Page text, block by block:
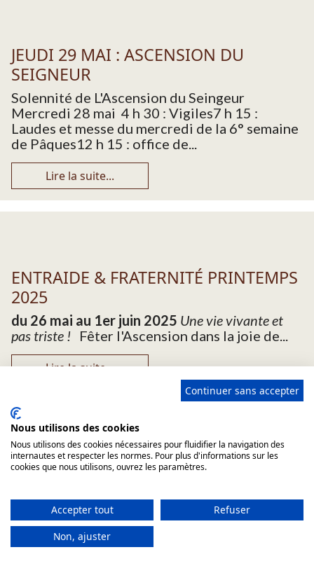
Continuer sans accepter
Nous utilisons des cookies
Nous utilisons des cookies nécessaires pour fluidifier la navigation des
internautes et respecter les normes. Pour plus d'informations sur les
cookies que nous utilisons, ouvrez les paramètres.
Accepter tout
Refuser
Non, ajuster
JEUDI 29 MAI : ASCENSION DU
SEIGNEUR
Solennité de L'Ascension du Seingeur
Mercredi 28 mai 4 h 30 : Vigiles7 h 15 :
Laudes et messe du mercredi de la 6° semaine
de Pâques12 h 15 : office de...
Lire la suite...
ENTRAIDE & FRATERNITÉ PRINTEMPS
2025
du 26 mai au 1er juin 2025 Une vie vivante et
pas triste ! Fêter l'Ascension dans la joie de...
Lire la suite...
SAMEDI 24 MAI 2025 : SOLENNITÉ DE
Solennité de notre dame de Bon secours 23
mai 4 h 30 : Vigiles7 h 15 : Laudes et messe du
vendredi de la 5° semaine de Pâques12 h 15 :